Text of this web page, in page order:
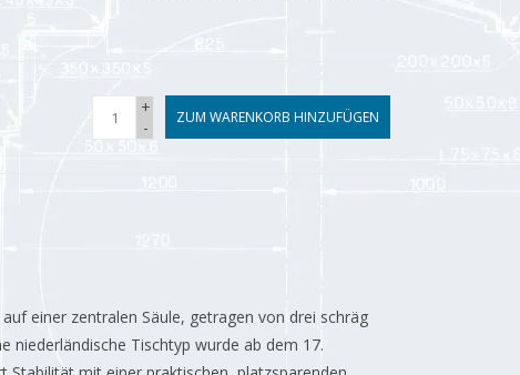
+
-
ZUM WARENKORB HINZUFÜGEN
einer zentralen Säule, getragen von drei schräg
niederländische Tischtyp wurde ab dem 17.